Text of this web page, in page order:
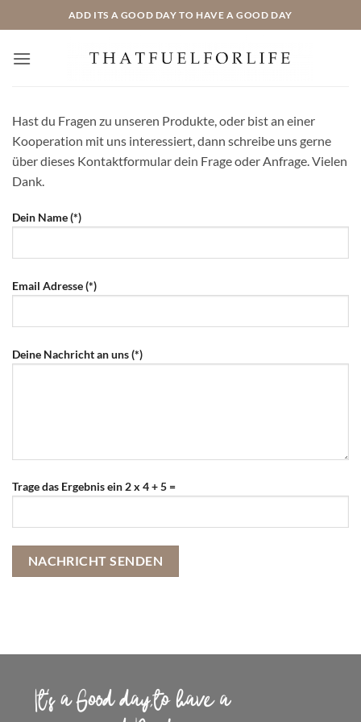
Inhalt
springen
ADD ITS A GOOD DAY TO HAVE A GOOD DAY
Hast du Fragen zu unseren Produkte, oder bist an einer
Kooperation mit uns interessiert, dann schreibe uns gerne
über dieses Kontaktformular dein Frage oder Anfrage. Vielen
Dank.
Dein Name (*)
Email Adresse (*)
Deine Nachricht an uns (*)
Trage das Ergebnis ein 2 x 4 + 5 =